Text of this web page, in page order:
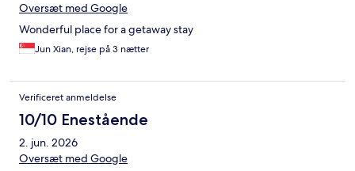
Oversæt med Google
Wonderful place for a getaway stay
Jun Xian, rejse på 3 nætter
Verificeret anmeldelse
10/10 Enestående
2. jun. 2026
Oversæt med Google